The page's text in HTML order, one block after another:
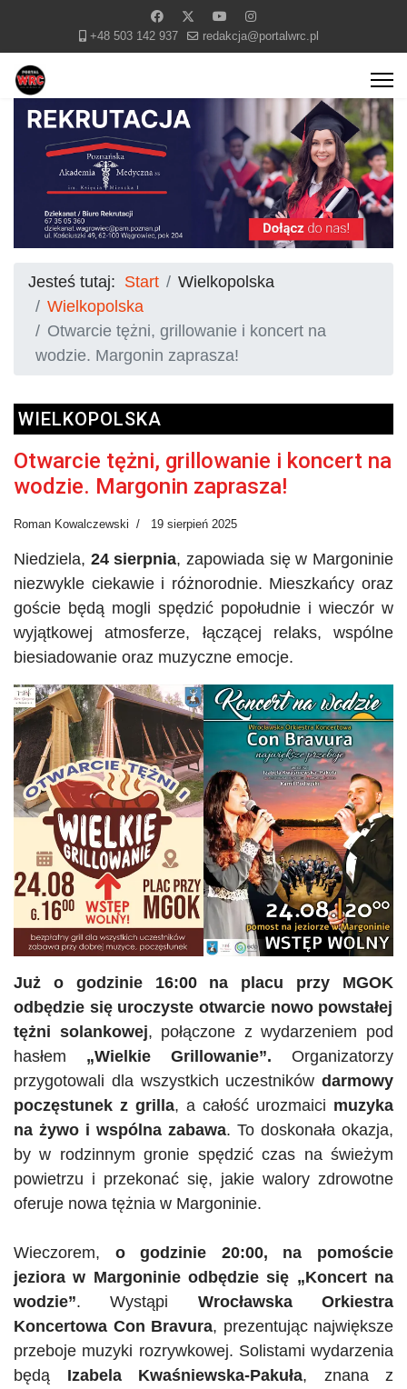
+48 503 142 937 redakcja@portalwrc.pl
Jesteś tutaj: Start
Wielkopolska
Wielkopolska
Otwarcie tężni, grillowanie i koncert na
wodzie. Margonin zaprasza!
WIELKOPOLSKA
Otwarcie tężni, grillowanie i koncert na
wodzie. Margonin zaprasza!
Roman Kowalczewski 19 sierpień 2025
Niedziela, 24 sierpnia, zapowiada się w Margoninie
niezwykle ciekawie i różnorodnie. Mieszkańcy oraz
goście będą mogli spędzić popołudnie i wieczór w
wyjątkowej atmosferze, łączącej relaks, wspólne
biesiadowanie oraz muzyczne emocje.
Już o godzinie 16:00 na placu przy MGOK
odbędzie się uroczyste otwarcie nowo powstałej
tężni solankowej, połączone z wydarzeniem pod
hasłem „Wielkie Grillowanie”. Organizatorzy
przygotowali dla wszystkich uczestników darmowy
poczęstunek z grilla, a całość urozmaici muzyka
na żywo i wspólna zabawa. To doskonała okazja,
by w rodzinnym gronie spędzić czas na świeżym
powietrzu i przekonać się, jakie walory zdrowotne
oferuje nowa tężnia w Margoninie.
Wieczorem, o godzinie 20:00, na pomoście
jeziora w Margoninie odbędzie się „Koncert na
wodzie”. Wystąpi Wrocławska Orkiestra
Koncertowa Con Bravura, prezentując największe
przeboje muzyki rozrywkowej. Solistami wydarzenia
będą Izabela Kwaśniewska-Pakuła, znana z